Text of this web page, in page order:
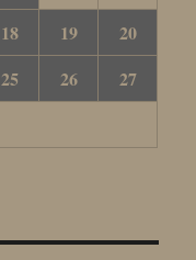
18 19
20
25 26
27